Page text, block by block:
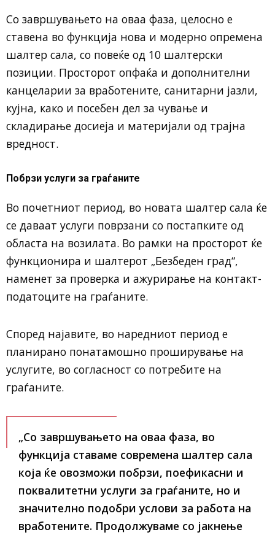
Со завршувањето на оваа фаза, целосно е
ставена во функција нова и модерно опремена
шалтер сала, со повеќе од 10 шалтерски
позиции. Просторот опфаќа и дополнителни
канцеларии за вработените, санитарни јазли,
кујна, како и посебен дел за чување и
складирање досиеја и материјали од трајна
вредност.
Побрзи услуги за граѓаните
Во почетниот период, во новата шалтер сала ќе
се даваат услуги поврзани со постапките од
областа на возилата. Во рамки на просторот ќе
функционира и шалтерот „Безбеден град“,
наменет за проверка и ажурирање на контакт-
податоците на граѓаните.
Според најавите, во наредниот период е
планирано понатамошно проширување на
услугите, во согласност со потребите на
граѓаните.
„Со завршувањето на оваа фаза, во
функција ставаме современа шалтер сала
која ќе овозможи побрзи, поефикасни и
поквалитетни услуги за граѓаните, но и
значително подобри услови за работа на
вработените. Продолжуваме со јакнење